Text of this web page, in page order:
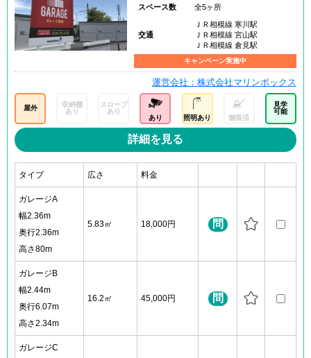
スペース数 全5ヶ所
交通
ＪＲ相模線 寒川駅
ＪＲ相模線 宮山駅
ＪＲ相模線 倉見駅
キャンペーン実施中
運営会社：株式会社マリンボックス
屋外
収納棚
あり
スロープ
あり
あり 照明あり 舗装済
見学
可能
詳細を見る
タイプ 広さ 料金
ガレージA
幅2.36m
奥行2.36m
高さ80m
5.83㎡ 18,000円 問
ガレージB
幅2.44m
奥行6.07m
高さ2.34m
16.2㎡ 45,000円 問
ガレージC